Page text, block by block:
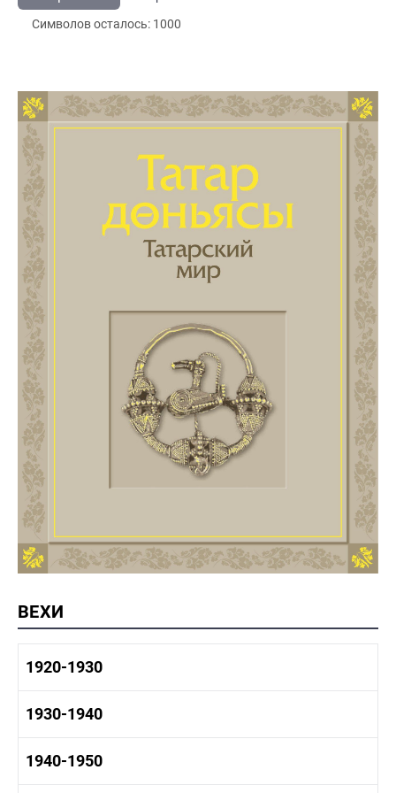
Символов осталось: 1000
ВЕХИ
1920-1930
1920-1930 история
1920-1930 культура
1930-1940
1930-1940 история
1940-1950